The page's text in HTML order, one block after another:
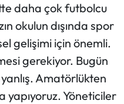
daha çok futbolcu
okulun dışında spor
gelişimi için önemli.
gerekiyor. Bugün
Amatörlükten
Yöneticiler